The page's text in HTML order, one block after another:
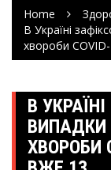
Home
В Україні
хвороби
В
ВИПАДКИ
ХВОРОБИ